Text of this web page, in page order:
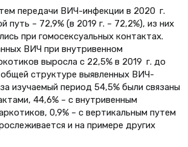
передачи ВИЧ-инфекции в 2020 г.
путь – 72,9% (в 2019 г. – 72,2%), из них
при гомосексуальных контактах.
ВИЧ при внутривенном
выросла с 22,5% в 2019 г. до
структуре выявленных ВИЧ-
изучаемый период 54,5% были связаны
44,6% – с внутривенным
0,9% – с вертикальным путем
и на примере других